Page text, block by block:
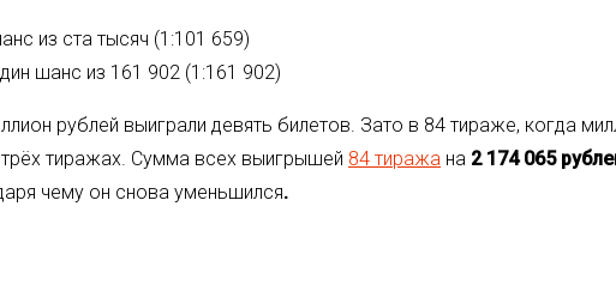
из ста тысяч (1:101 659)
шанс из 161 902 (1:161 902)
рублей выиграли девять билетов. Зато в 84 тираже, когда
тиражах. Сумма всех выигрышей 84 тиража на 2 174 065
чему он снова уменьшился.